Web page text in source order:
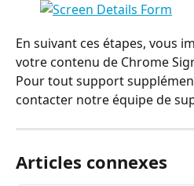
En suivant ces étapes, vous
votre contenu de Chrome
Pour tout support
contacter notre équipe de
Articles connexes